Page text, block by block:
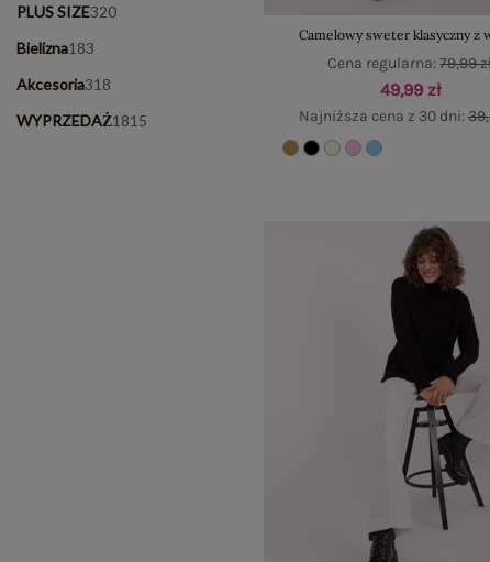
PLUS SIZE320
Bielizna183
Akcesoria318
WYPRZEDAŻ1815
Camelowy sweter klasyczny z
49,99 zł
Najniższa cena z 30 dni:
Cena regularna:79,99